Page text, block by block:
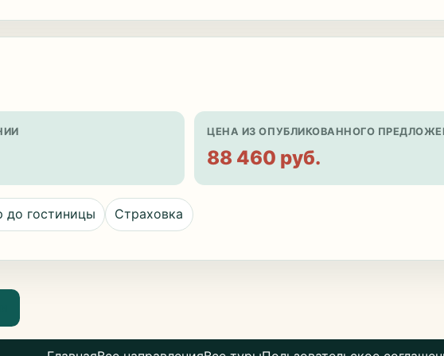
ЦЕНА ИЗ ОПУБЛИКОВАННОГО
88 460 руб.
до гостиницы Страховка